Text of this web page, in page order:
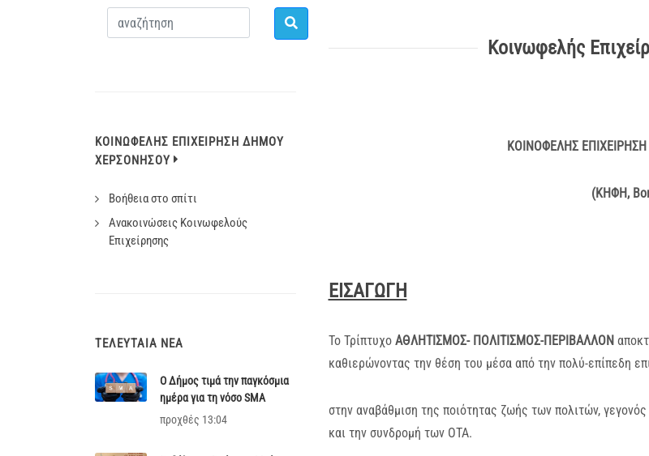
Κοινωφελής
ΚΟΙΝΟΦΕΛΗΣ
(ΚΗΦΗ,
ΕΙΣΑΓΩΓΗ
Το Τρίπτυχο ΑΘΛΗΤΙΣΜΟΣ- ΠΟΛΙΤΙΣΜΟΣ-ΠΕΡΙΒΑΛΛΟΝ
καθιερώνοντας την θέση του μέσα από την πολύ-επίπεδη
στην αναβάθμιση της ποιότητας ζωής των πολιτών,
και την συνδρομή των ΟΤΑ.
ΚΟΙΝΩΦΕΛΉΣ ΕΠΙΧΕΊΡΗΣΗ ΔΉΜΟΥ
ΧΕΡΣΟΝΉΣΟΥ
Βοήθεια στο σπίτι
Ανακοινώσεις Κοινωφελoύς
Επιχείρησης
ΤΕΛΕΥΤΑΊΑ ΝΈΑ
Ο Δήμος τιμά την παγκόσμια
ημέρα για τη νόσο SMA
προχθές 13:04